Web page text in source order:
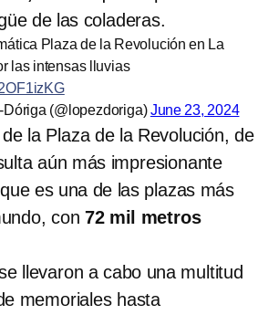
de las coladeras.
Plaza de la Revolución en La
las intensas lluvias
(@lopezdoriga)June 23, 2024
la Plaza de la Revolución, de
aún más impresionante
es una de las plazas más
con 72 mil metros
llevaron a cabo una multitud
memoriales hasta